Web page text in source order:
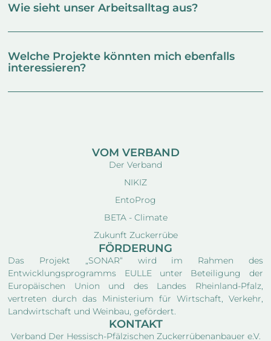
Wie sieht unser Arbeitsalltag aus?
Welche Projekte könnten mich ebenfalls
interessieren?
VOM VERBAND
Der Verband
NIKIZ
EntoProg
BETA - Climate
Zukunft Zuckerrübe
FÖRDERUNG
Das Projekt „SONAR“ wird im Rahmen des
Entwicklungsprogramms EULLE unter Beteiligung der
Europäischen Union und des Landes Rheinland-Pfalz,
vertreten durch das Ministerium für Wirtschaft, Verkehr,
Landwirtschaft und Weinbau, gefördert.
KONTAKT
Verband Der Hessisch-Pfälzischen Zuckerrübenanbauer e.V.